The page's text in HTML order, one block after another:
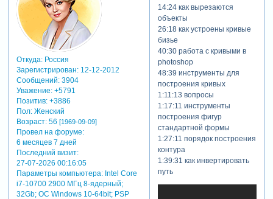
1:11:10 курсы
по photoshop в
школе profile
1:11:56
базовый
уровень
Зарегистрируйтесь,
чтобы увидеть
ссылки
1:17:58 adobe
photoshop.
продвинутый
уровень
Зарегистрируйтесь,
чтобы увидеть
Откуда:Россия
Зарегистрирован: 12-12-2012
Сообщений:3904
Уважение: +5791
Позитив: +3886
Пол:Женский
Возраст:56 [1969-09-09]
Провел на форуме:
6 месяцев 7 дней
Последний визит:
27-07-2026 00:16:05
Параметры компьютера:Intel Core
i7-10700 2900 МГц 8-ядерный;
32Gb; ОС Windows 10-64bit; PSP
14:24 как вырезаются
объекты
26:18 как устроены кривые
бизье
40:30 работа с кривыми в
photoshop
48:39 инструменты для
построения кривых
1:11:13 вопросы
1:17:11 инструменты
построения фигур
стандартной формы
1:27:11 порядок построения
контура
1:39:31 как инвертировать
путь